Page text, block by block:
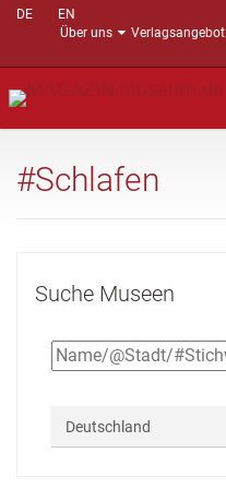
DE
EN
Über uns
Verlagsangebot
#Schlafen
Suche Museen